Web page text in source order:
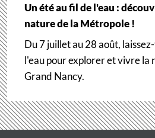
Un été au fil de l'eau :
nature de la Métropole !
Du 7 juillet au 28 août,
l'eau pour explorer et vivre la
Grand Nancy.